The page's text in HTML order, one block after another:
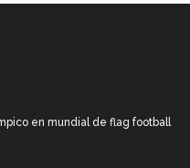
en mundial de flag football